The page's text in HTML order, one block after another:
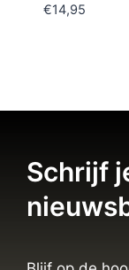
€14,95
Schrijf